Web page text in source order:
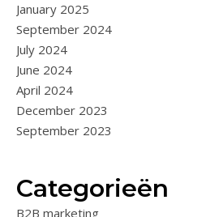
January 2025
September 2024
July 2024
June 2024
April 2024
December 2023
September 2023
Categorieën
B2B marketing